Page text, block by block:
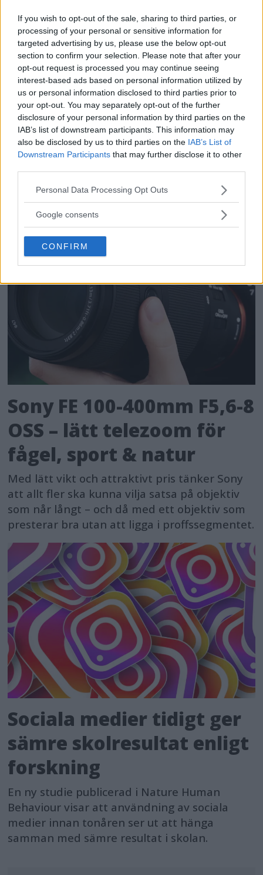
If you wish to opt-out of the sale, sharing to third parties, or
processing of your personal or sensitive information for
targeted advertising by us, please use the below opt-out
section to confirm your selection. Please note that after your
opt-out request is processed you may continue seeing
interest-based ads based on personal information utilized by
us or personal information disclosed to third parties prior to
your opt-out. You may separately opt-out of the further
disclosure of your personal information by third parties on the
IAB’s list of downstream participants. This information may
also be disclosed by us to third parties on the IAB’s List of
Downstream Participants that may further disclose it to other
Please note that this website/app uses one or more Google
not limited to your visit or usage behaviour. You may click to
use your data for below specified purposes in below Google
consent section.
Personal Data Processing Opt Outs
Google consents
CONFIRM
Sony RX10 V – ny
superzoom med 24–
600mm & AI-autofokus
Anna W Thorbjörnsson –
naket med integritet
Sony FE 100-400mm F5,6-8
OSS – lätt telezoom för
fågel, sport & natur
Med lätt vikt och attraktivt pris tänker Sony
att allt fler ska kunna vilja satsa på objektiv
som når långt – och då med ett objektiv som
presterar bra utan att ligga i proffssegmentet.
Sociala medier tidigt ger
sämre skolresultat enligt
forskning
En ny studie publicerad i Nature Human
Behaviour visar att användning av sociala
medier innan tonåren ser ut att hänga
samman med sämre resultat i skolan.